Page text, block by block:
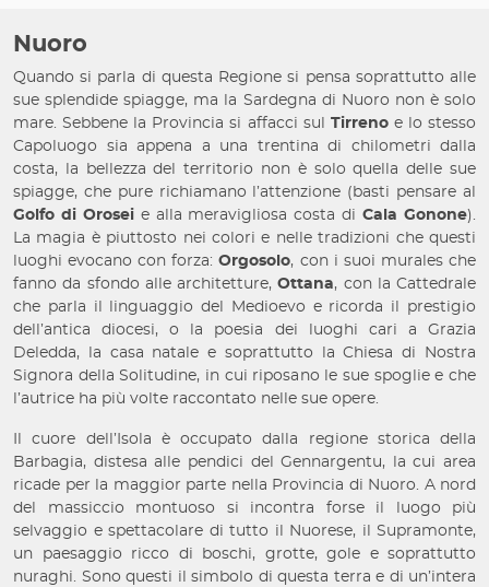
Nuoro
Quando si parla di questa Regione si pensa soprattutto alle
sue splendide spiagge, ma la Sardegna di Nuoro non è solo
mare. Sebbene la Provincia si affacci sul Tirrenoe lo stesso
Capoluogo sia appena a una trentina di chilometri dalla
costa, la bellezza del territorio non è solo quella delle sue
spiagge, che pure richiamano l’attenzione (basti pensare al
Golfo di Oroseie alla meravigliosa costa diCala Gonone).
La magia è piuttosto nei colori e nelle tradizioni che questi
luoghi evocano con forza:Orgosolo, con i suoi murales che
fanno da sfondo alle architetture,Ottana, con la Cattedrale
che parla il linguaggio del Medioevo e ricorda il prestigio
dell’antica diocesi, o la poesia dei luoghi cari a Grazia
Deledda, la casa natale e soprattutto la Chiesa di Nostra
Signora della Solitudine, in cui riposano le sue spoglie e che
l’autrice ha più volte raccontato nelle sue opere.
Il cuore dell’Isola è occupato dalla regione storica della
Barbagia, distesa alle pendici del Gennargentu, la cui area
ricade per la maggior parte nella Provincia di Nuoro. A nord
del massiccio montuoso si incontra forse il luogo più
selvaggio e spettacolare di tutto il Nuorese, il Supramonte,
un paesaggio ricco di boschi, grotte, gole e soprattutto
nuraghi. Sono questi il simbolo di questa terra e di un’intera